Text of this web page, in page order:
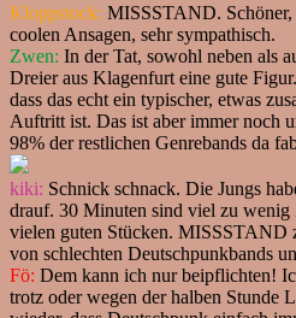
Kloppstock: MISSSTAND.
coolen Ansagen, sehr sympathisch.
Zwen: In der Tat, sowohl neben als
Dreier aus Klagenfurt eine gute
dass das echt ein typischer, etwas
Auftritt ist. Das ist aber immer noch
98% der restlichen Genrebands da
kiki: Schnick schnack. Die Jungs
drauf. 30 Minuten sind viel zu
vielen guten Stücken. MISSSTAND
von schlechten Deutschpunkbands
Fö: Dem kann ich nur beipflichten!
trotz oder wegen der halben Stunde